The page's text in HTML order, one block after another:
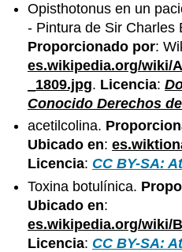
Opisthotonus en un
- Pintura de Sir Charles
Proporcionado por:
es.wikipedia.org/wiki/
_1809.jpg. Licencia:
Conocido Derechos
acetilcolina.
Ubicado en:
Licencia: CC BY-SA:
Toxina botulínica.
Ubicado en:
es.wikipedia.org/wiki/
Licencia: CC BY-SA: